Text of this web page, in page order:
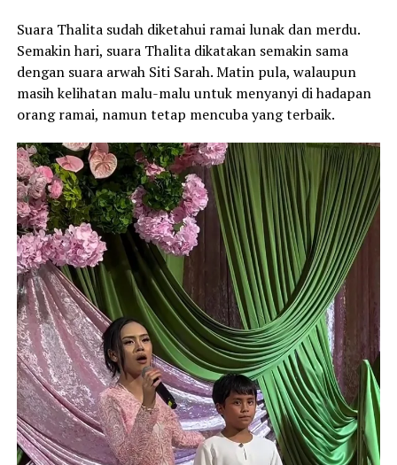
Suara Thalita sudah diketahui ramai lunak dan merdu.
Semakin hari, suara Thalita dikatakan semakin sama
dengan suara arwah Siti Sarah. Matin pula, walaupun
masih kelihatan malu-malu untuk menyanyi di hadapan
orang ramai, namun tetap mencuba yang terbaik.